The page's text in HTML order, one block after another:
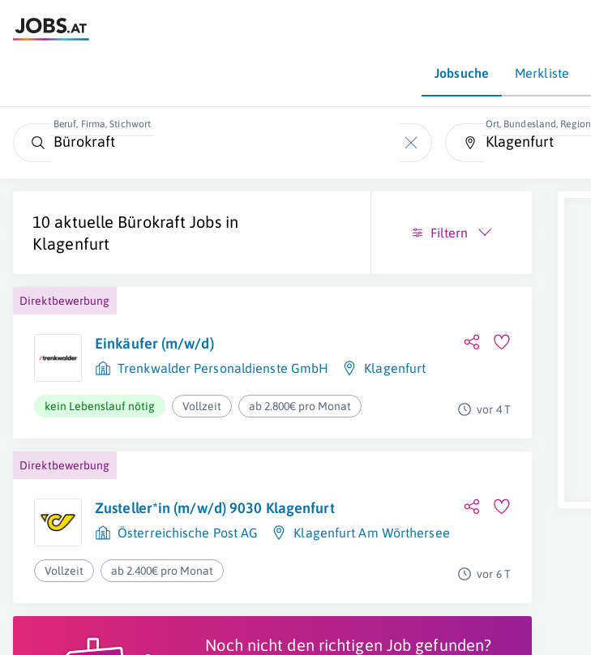
Jobsuche Merkliste
Beruf, Firma, Stichwort Ort, Bundesland, Region
10 aktuelle Bürokraft Jobs in
Klagenfurt
Filtern
Direktbewerbung
Einkäufer (m/w/d)
Trenkwalder Personaldienste GmbH Klagenfurt
kein Lebenslauf nötig Vollzeit ab 2.800€ pro Monat vor 4 T
Direktbewerbung
Zusteller*in (m/w/d) 9030 Klagenfurt
Österreichische Post AG Klagenfurt Am Wörthersee
Vollzeit ab 2.400€ pro Monat vor 6 T
Noch nicht den richtigen Job gefunden?